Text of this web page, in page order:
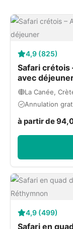
4,9 (825)
Safari crétois
avec
La Canée,
Annulation
à partir de
4,9 (499)
Safari en